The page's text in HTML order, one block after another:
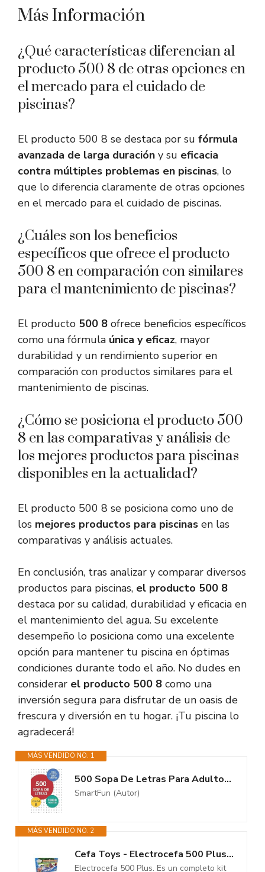
Más Información
¿Qué características diferencian al
producto 500 8 de otras opciones en
el mercado para el cuidado de
piscinas?
El producto 500 8 se destaca por su fórmula
avanzada de larga duración y su eficacia
contra múltiples problemas en piscinas, lo
que lo diferencia claramente de otras opciones
en el mercado para el cuidado de piscinas.
¿Cuáles son los beneficios
específicos que ofrece el producto
500 8 en comparación con similares
para el mantenimiento de piscinas?
El producto 500 8 ofrece beneficios específicos
como una fórmula única y eficaz, mayor
durabilidad y un rendimiento superior en
comparación con productos similares para el
mantenimiento de piscinas.
¿Cómo se posiciona el producto 500
8 en las comparativas y análisis de
los mejores productos para piscinas
disponibles en la actualidad?
El producto 500 8 se posiciona como uno de
los mejores productos para piscinas en las
comparativas y análisis actuales.
En conclusión, tras analizar y comparar diversos
productos para piscinas, el producto 500 8
destaca por su calidad, durabilidad y eficacia en
el mantenimiento del agua. Su excelente
desempeño lo posiciona como una excelente
opción para mantener tu piscina en óptimas
condiciones durante todo el año. No dudes en
considerar el producto 500 8 como una
inversión segura para disfrutar de un oasis de
frescura y diversión en tu hogar. ¡Tu piscina lo
agradecerá!
MÁS VENDIDO NO. 1
500 Sopa De Letras Para Adultos, Letra Grande: Volume 8
SmartFun (Autor)
MÁS VENDIDO NO. 2
Cefa Toys - Electrocefa 500 Plus, Juego Educativo, Incluye 500 Circuitos y...
Electrocefa 500 Plus. Es un completo kit